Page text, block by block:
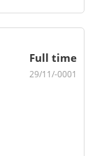
Full time
29/11/-0001